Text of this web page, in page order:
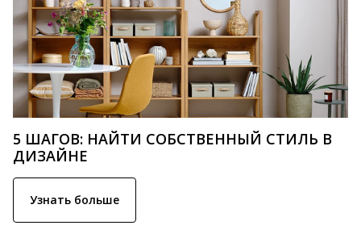
5 ШАГОВ: НАЙТИ СОБСТВЕННЫЙ СТИЛЬ В
ДИЗАЙНЕ
Узнать больше